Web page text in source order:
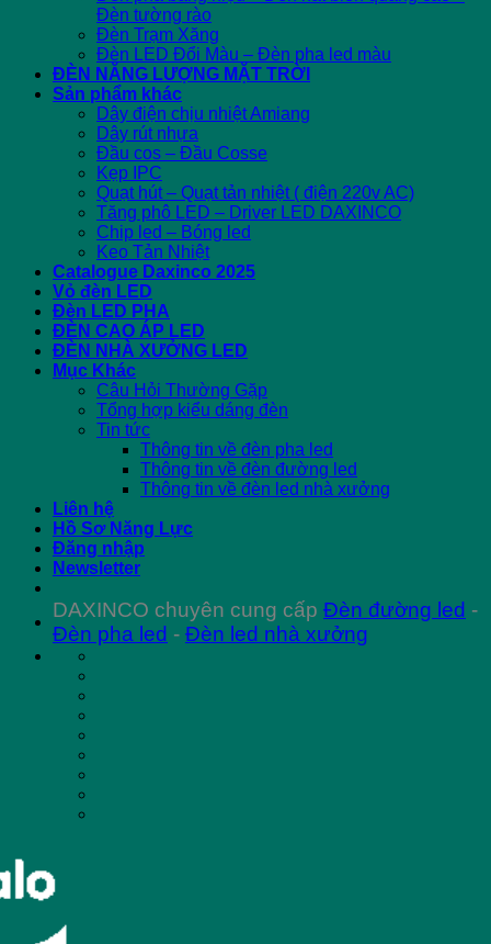
Đèn tường rào
Đèn Trạm Xăng
Đèn LED Đổi Màu – Đèn pha led màu
ĐÈN NĂNG LƯỢNG MẶT TRỜI
Sản phẩm khác
Dây điện chịu nhiệt Amiang
Dây rút nhựa
Đầu cos – Đầu Cosse
Kẹp IPC
Quạt hút – Quạt tản nhiệt ( điện 220v AC)
Tăng phô LED – Driver LED DAXINCO
Chip led – Bóng led
Keo Tản Nhiệt
Catalogue Daxinco 2025
Vỏ đèn LED
Đèn LED PHA
ĐÈN CAO ÁP LED
ĐÈN NHÀ XƯỞNG LED
Mục Khác
Câu Hỏi Thường Gặp
Tổng hợp kiểu dáng đèn
Tin tức
Thông tin về đèn pha led
Thông tin về đèn đường led
Thông tin về đèn led nhà xưởng
Liên hệ
Hồ Sơ Năng Lực
Đăng nhập
Newsletter
DAXINCO chuyên cung cấp Đèn đường led -
Đèn pha led - Đèn led nhà xưởng